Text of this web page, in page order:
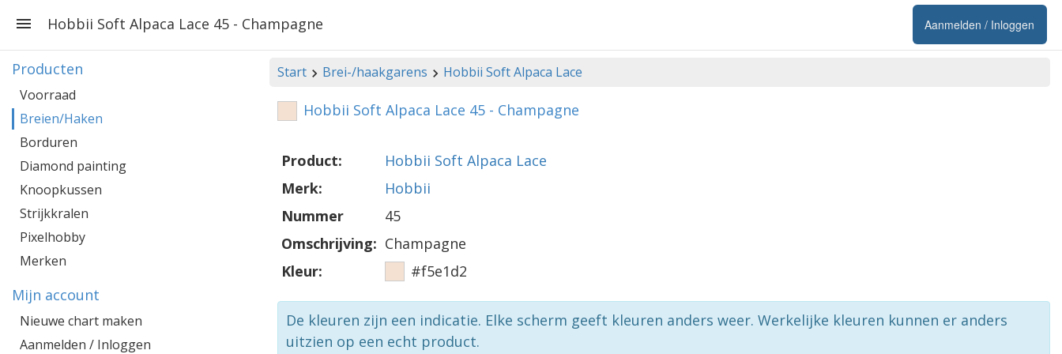
Aanmelden / Inloggen
Hobbii Soft Alpaca Lace 45 - Champagne
Start Brei-/haakgarens Hobbii Soft Alpaca Lace
Hobbii Soft Alpaca Lace 45 - Champagne
Product:
Hobbii Soft Alpaca Lace
Merk:
Hobbii
Nummer
45
Omschrijving: Champagne
Kleur:
#f5e1d2
De kleuren zijn een indicatie. Elke scherm geeft kleuren anders weer. Werkelijke kleuren kunnen er anders
uitzien op een echt product.
Producten
Voorraad
Breien/Haken
Borduren
Diamond painting
Knoopkussen
Strijkkralen
Pixelhobby
Merken
Mijn account
Nieuwe chart maken
Aanmelden / Inloggen